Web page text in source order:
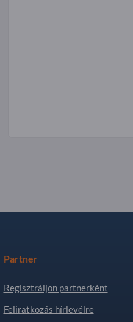
Partner
Regisztráljon partnerként
Feliratkozás hírlevélre